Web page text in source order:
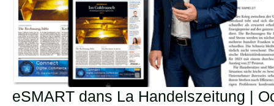
eSMART dans La Handelszeitung |